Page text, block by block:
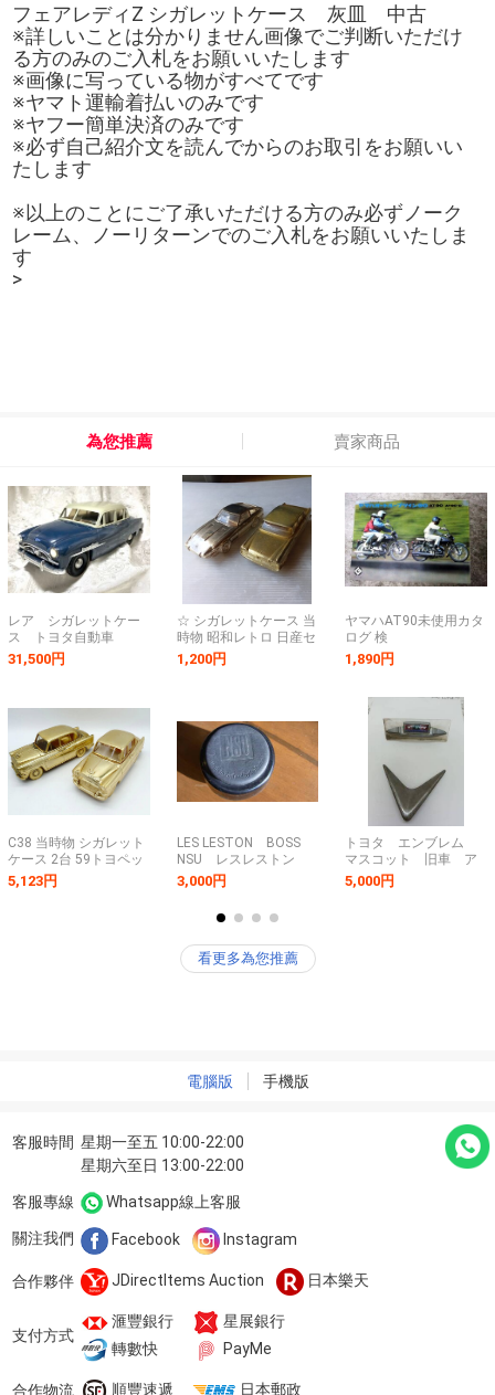
フェアレディZ シガレットケース 灰皿 中古
※詳しいことは分かりません画像でご判断いただけ
る方のみのご入札をお願いいたします
※画像に写っている物がすべてです
※ヤマト運輸着払いのみです
※ヤフー簡単決済のみです
※必ず自己紹介文を読んでからのお取引をお願いい
たします
※以上のことにご了承いただける方のみ必ずノーク
レーム、ノーリターンでのご入札をお願いいたしま
す
>
為您推薦 賣家商品
レア シガレットケー
ス トヨタ自動車
TOYOTA CROWN クラ
ウン 紺色×ライトグレ
31,500円
C38 当時物 シガレット
ケース 2台 59トヨペッ
ト「クラウン デラック
ス」オーバードライブ
5,123円
☆ シガレットケース 当
時物 昭和レトロ 日産セ
ドリック フェアレデ
ィ 2800Z まとめて
1,200円
LES LESTON BOSS
NSU レスレストン
ステアリングボス
NSU 新品デッドスト
3,000円
ヤマハAT90未使用カタ
ログ 検
メイトU5スズキセルペ
メイハツホンダCB
1,890円
トヨタ エンブレム
マスコット 旧車 ア
ンティーク
5,000円
看更多為您推薦
電腦版 手機版
客服時間 星期一至五 10:00-22:00
星期六至日 13:00-22:00
客服專線 Whatsapp線上客服
關注我們 Facebook Instagram
合作夥伴 JDirectItems Auction 日本樂天
支付方式
滙豐銀行
星展銀行
轉數快
PayMe
合作物流 順豐速遞 日本郵政